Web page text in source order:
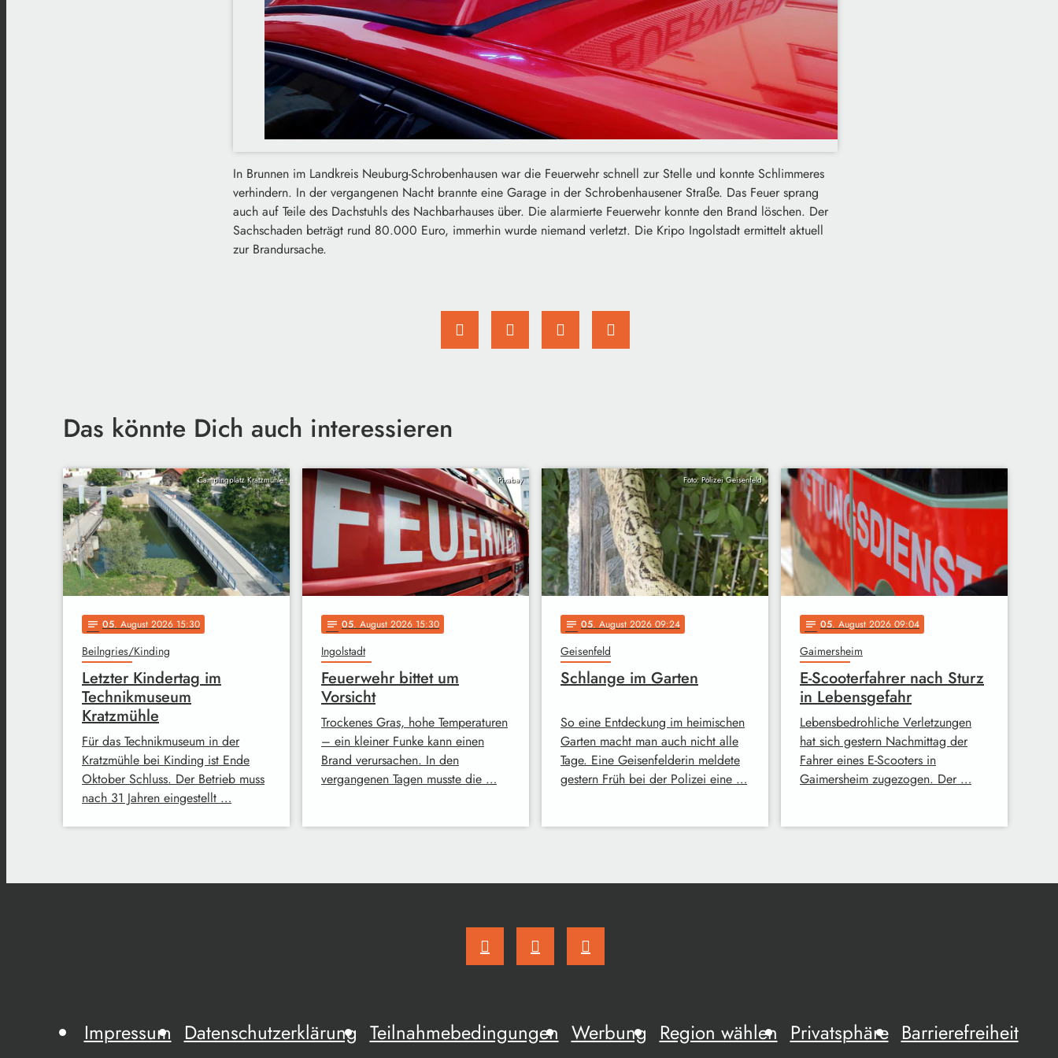
In Brunnen im Landkreis Neuburg-Schrobenhausen war die Feuerwehr schnell zur Stelle und konnte Schlimmeres
verhindern. In der vergangenen Nacht brannte eine Garage in der Schrobenhausener Straße. Das Feuer sprang
auch auf Teile des Dachstuhls des Nachbarhauses über. Die alarmierte Feuerwehr konnte den Brand löschen. Der
Sachschaden beträgt rund 80.000 Euro, immerhin wurde niemand verletzt. Die Kripo Ingolstadt ermittelt aktuell
zur Brandursache.
Das könnte Dich auch interessieren
Campingplatz Kratzmühle
notes 05. August 2026 15:30
Beilngries/Kinding
Letzter Kindertag im
Technikmuseum
Kratzmühle
Für das Technikmuseum in der
Kratzmühle bei Kinding ist Ende
Oktober Schluss. Der Betrieb muss
nach 31 Jahren eingestellt …
Pixabay
notes 05. August 2026 15:30
Ingolstadt
Feuerwehr bittet um
Vorsicht
Trockenes Gras, hohe Temperaturen
– ein kleiner Funke kann einen
Brand verursachen. In den
vergangenen Tagen musste die …
Foto: Polizei Geisenfeld
notes 05. August 2026 09:24
Geisenfeld
Schlange im Garten
So eine Entdeckung im heimischen
Garten macht man auch nicht alle
Tage. Eine Geisenfelderin meldete
gestern Früh bei der Polizei eine …
notes 05. August 2026 09:04
Gaimersheim
E-Scooterfahrer nach Sturz
in Lebensgefahr
Lebensbedrohliche Verletzungen
hat sich gestern Nachmittag der
Fahrer eines E-Scooters in
Gaimersheim zugezogen. Der …
Impressum Datenschutzerklärung Teilnahmebedingungen Werbung Region wählen Privatsphäre Barrierefreiheit